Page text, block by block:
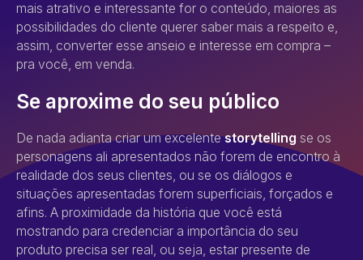
mais atrativo e interessante for o conteúdo, maiores as
possibilidades do cliente querer saber mais a respeito e,
assim, converter esse anseio e interesse em compra –
pra você, em venda.
Se aproxime do seu público
De nada adianta criar um excelentestorytelling se os
personagens ali apresentados não forem de encontro à
realidade dos seus clientes, ou se os diálogos e
situações apresentadas forem superficiais, forçados e
afins. A proximidade da história que você está
mostrando para credenciar a importância do seu
produto precisa ser real, ou seja, estar presente de